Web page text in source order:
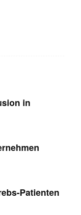
in
Patienten